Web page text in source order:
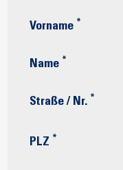
Vorname *
Name *
Straße / Nr. *
PLZ *